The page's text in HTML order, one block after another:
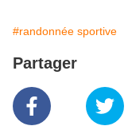
#randonnée sportive
Partager